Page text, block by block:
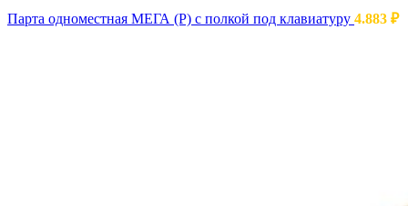
Парта одноместная МЕГА (Р) с полкой под клавиатуру 4.883 ₽